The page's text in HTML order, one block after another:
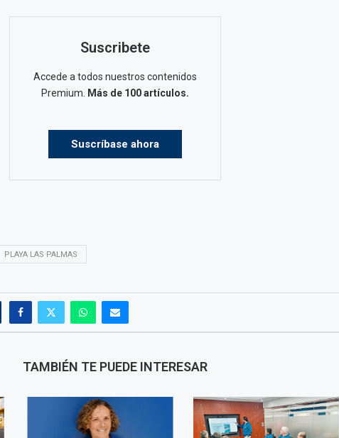
Suscribete
Accede a todos nuestros contenidos
Premium.
Más de 100 artículos.
Suscríbase ahora
PLAYA LAS PALMAS
TAMBIÉN TE PUEDE INTERESAR